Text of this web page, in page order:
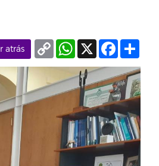
atrás Facebook
X
WhatsApp
Copy
Link